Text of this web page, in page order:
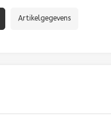
Artikelgegevens